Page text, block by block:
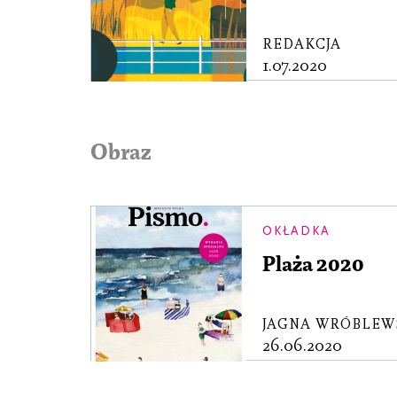
REDAKCJA
1.07.2020
Obraz
OKŁADKA
Plaża 2020
JAGNA
26.06.2020